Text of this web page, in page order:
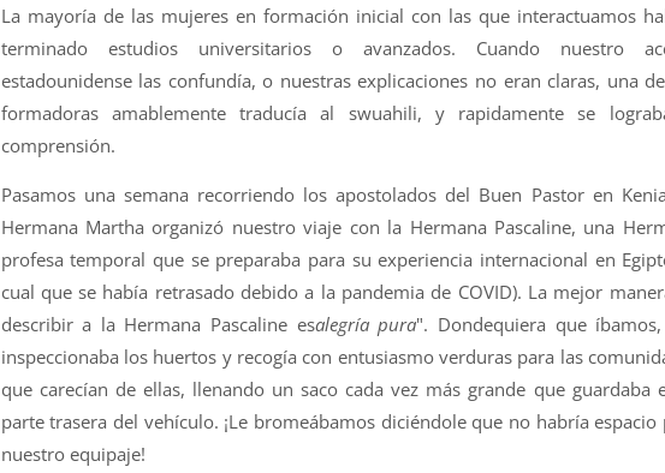
La mayoría de las mujeres en formación inicial con las que interactuamos
terminado estudios universitarios o avanzados. Cuando nuestro
estadounidense las confundía, o nuestras explicaciones no eran claras, una
formadoras amablemente traducía al swuahili, y rapidamente se
comprensión.
Pasamos una semana recorriendo los apostolados del Buen Pastor en
Hermana Martha organizó nuestro viaje con la Hermana Pascaline, una
profesa temporal que se preparaba para su experiencia internacional en
cual que se había retrasado debido a la pandemia de COVID). La mejor
describir a la Hermana Pascaline esalegría pura". Dondequiera que
inspeccionaba los huertos y recogía con entusiasmo verduras para las
que carecían de ellas, llenando un saco cada vez más grande que guardaba
parte trasera del vehículo. ¡Le bromeábamos diciéndole que no habría espacio
nuestro equipaje!